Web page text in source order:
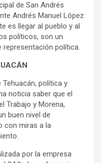
de San Andrés
Andrés Manuel López
es llegar al pueblo y al
políticos, son un
política.
política y
noticia saber que el
Trabajo y Morena,
buen nivel de
con miras a la
por la empresa